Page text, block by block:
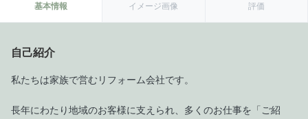
基本情報 イメージ画像 評価
自己紹介
私たちは家族で営むリフォーム会社です。
長年にわたり地域のお客様に支えられ、多くのお仕事を「ご紹